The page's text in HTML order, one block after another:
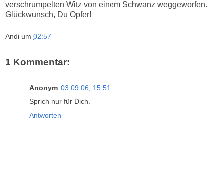
verschrumpelten Witz von einem Schwanz weggeworfen.
Glückwunsch, Du Opfer!
Andi um 02:57
1 Kommentar:
Anonym 03.09.06, 15:51
Sprich nur für Dich.
Antworten